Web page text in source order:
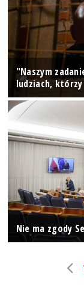
"Naszym
ludziach,
Nie ma zgody